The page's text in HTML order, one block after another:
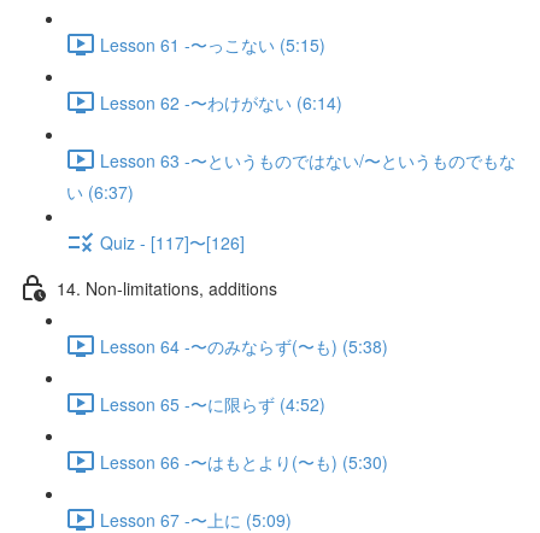
Lesson 61 -〜っこない (5:15)
Lesson 62 -〜わけがない (6:14)
Lesson 63 -〜というものではない/〜というものでもな
い (6:37)
Quiz - [117]〜[126]
14. Non-limitations, additions
Lesson 64 -〜のみならず(〜も) (5:38)
Lesson 65 -〜に限らず (4:52)
Lesson 66 -〜はもとより(〜も) (5:30)
Lesson 67 -〜上に (5:09)